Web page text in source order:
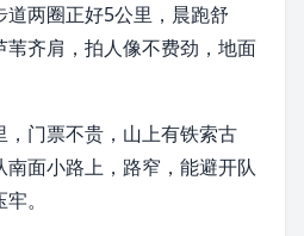
两圈正好5公里，晨跑舒
苇齐肩，拍人像不费劲，地面
，门票不贵，山上有铁索古
面小路上，路窄，能避开队
。